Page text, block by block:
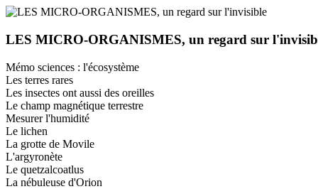
LES MICRO-ORGANISMES, un regard sur
Mémo sciences : l'écosystème
Les terres rares
Les insectes ont aussi des oreilles
Le champ magnétique terrestre
Mesurer l'humidité
Le lichen
La grotte de Movile
L'argyronète
Le quetzalcoatlus
La nébuleuse d'Orion